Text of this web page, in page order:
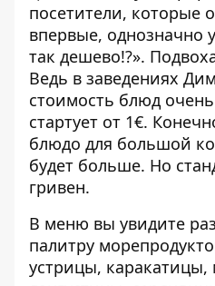
посетители, которые
впервые, однозначно
так дешево!?».
Ведь в заведениях
стоимость блюд
стартует от 1€.
блюдо для большой
будет больше. Но
гривен.
В меню вы увидите
палитру
устрицы,